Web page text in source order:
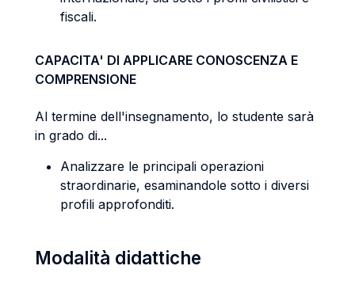
fiscali.
CAPACITA' DI APPLICARE CONOSCENZA E
COMPRENSIONE
Al termine dell'insegnamento, lo studente sarà
in grado di...
Analizzare le principali operazioni
straordinarie, esaminandole sotto i diversi
profili approfonditi.
Modalità didattiche